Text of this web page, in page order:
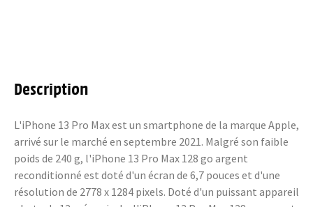
Description
L'iPhone 13 Pro Max est un smartphone de la marque Apple,
arrivé sur le marché en septembre 2021. Malgré son faible
poids de 240 g, l'iPhone 13 Pro Max 128 go argent
reconditionné est doté d'un écran de 6,7 pouces et d'une
résolution de 2778 x 1284 pixels. Doté d'un puissant appareil